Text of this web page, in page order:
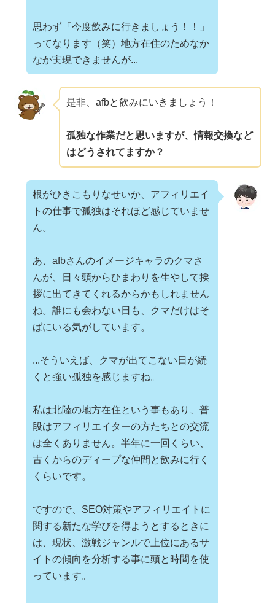
思わず「今度飲みに行きましょう！！」
ってなります（笑）地方在住のためなか
なか実現できませんが...
是非、afbと飲みにいきましょう！
孤独な作業だと思いますが、情報交換など
はどうされてますか？
根がひきこもりなせいか、アフィリエイ
トの仕事で孤独はそれほど感じていませ
ん。
あ、afbさんのイメージキャラのクマさ
んが、日々頭からひまわりを生やして挨
拶に出てきてくれるからかもしれません
ね。誰にも会わない日も、クマだけはそ
ばにいる気がしています。
...そういえば、クマが出てこない日が続
くと強い孤独を感じますね。
私は北陸の地方在住という事もあり、普
段はアフィリエイターの方たちとの交流
は全くありません。半年に一回くらい、
古くからのディープな仲間と飲みに行く
くらいです。
ですので、SEO対策やアフィリエイトに
関する新たな学びを得ようとするときに
は、現状、激戦ジャンルで上位にあるサ
イトの傾向を分析する事に頭と時間を使
っています。